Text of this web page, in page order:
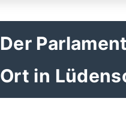
Der
Ort in